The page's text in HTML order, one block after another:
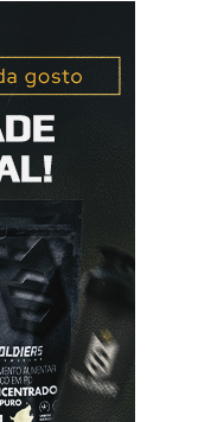
dia, seguindo
da cartela ou blister
A mulher
seguida, deve
A yasmin® e elani
têm a
da yasmin ® ter
por carte...